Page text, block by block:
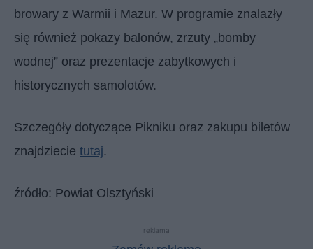
browary z Warmii i Mazur. W programie znalazły
się również pokazy balonów, zrzuty „bomby
wodnej” oraz prezentacje zabytkowych i
historycznych samolotów.
Szczegóły dotyczące Pikniku oraz zakupu biletów
znajdziecie tutaj.
źródło: Powiat Olsztyński
reklama